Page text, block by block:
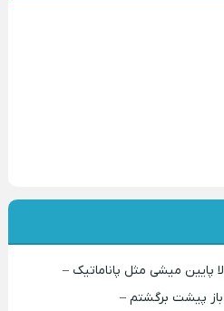
پایین میشی مثل پاناماتیک –
پیشت برگشتم –